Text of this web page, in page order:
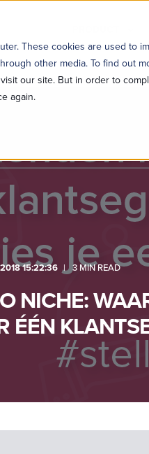
These cookies are used to
other media. To find out
our site. But in order to
again.
15:22:36 3 MIN READ
NICHE:
ÉÉN